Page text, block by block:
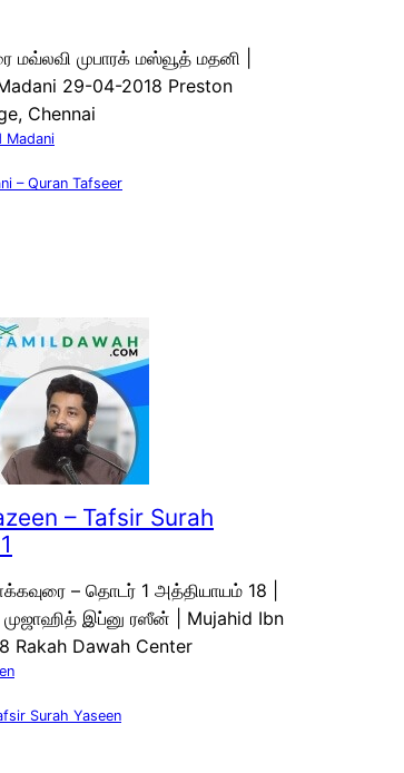
மவ்லவி முபாரக் மஸ்வூத் மதனி |
29-04-2018 Preston
Chennai
Madani
– Quran Tafseer
– Tafsir Surah
– தொடர் 1 அத்தியாயம் 18 |
இப்னு ரஸீன் | Mujahid Ibn
Rakah Dawah Center
Surah Yaseen